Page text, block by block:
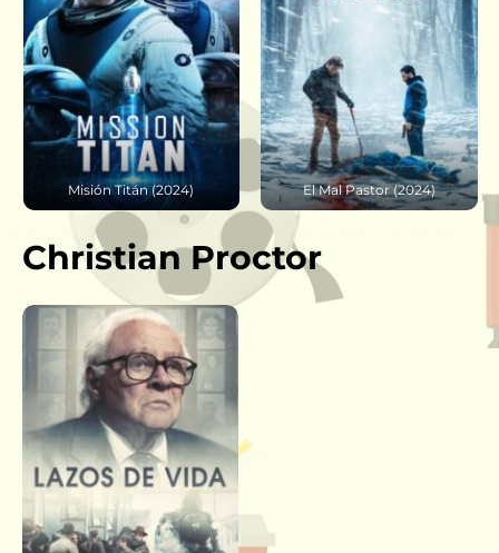
Misión Titán (2024) El Mal Pastor (2024)
Christian Proctor